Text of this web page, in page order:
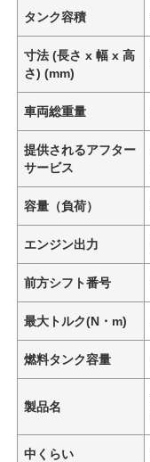
タンク容積
寸法 (長さ x 幅 x 高
さ) (mm)
車両総重量
提供されるアフター
サービス
容量（負荷）
エンジン出力
前方シフト番号
最大トルク(N・m)
燃料タンク容量
製品名
中くらい